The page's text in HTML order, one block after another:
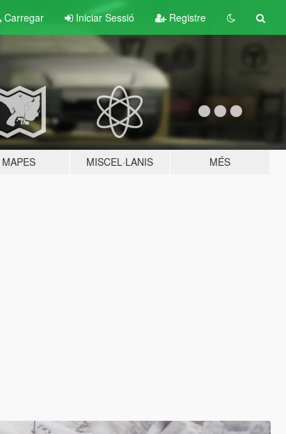
Carregar Iniciar Sessió Registre
MAPES MISCEL·LANIS MÉS